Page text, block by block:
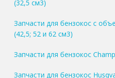
(32,5 см3)
Запчасти для бензокос с
(42,5; 52 и 62 см3)
Запчасти для бензокос
Запчасти для бензокос